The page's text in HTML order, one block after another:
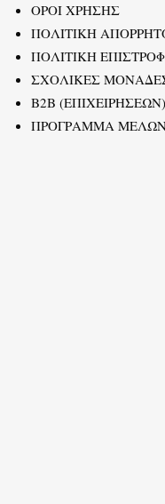
ΟΡΟΙ ΧΡΗΣΗΣ
ΠΟΛΙΤΙΚΗ
ΠΟΛΙΤΙΚΗ
ΣΧΟΛΙΚΕΣ
B2B (ΕΠΙΧΕΙΡΗΣΕΩΝ)
ΠΡΟΓΡΑΜΜΑ ΜΕΛΩΝ